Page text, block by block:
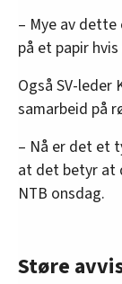
– Mye av
på et papir
Også SV-
samarbeid på
– Nå er det et
at det betyr at
NTB onsdag.
Støre